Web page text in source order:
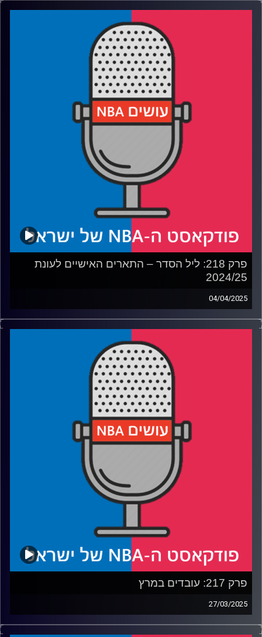
פרק 218: ליל הסדר – התארים האישיים לעונת
2024/25
04/04/2025
פודקאסט האן.בי.איי עם ערן סורוקה, שרון דוידוביץ', משה
דוידוביץ' ועידן לוצקי, בשיתוף קול האוניברסיטה.
רבע 1: דני אבדיה נוסק, ממפיס גריזליס מפטרת והפלייאוף כבר
קרדיט תמונות:עידן לוצקי
פרק 217: עובדים במרץ
27/03/2025
פודקאסט האן.בי.איי עם ערן סורוקה, שרון דוידוביץ', משה